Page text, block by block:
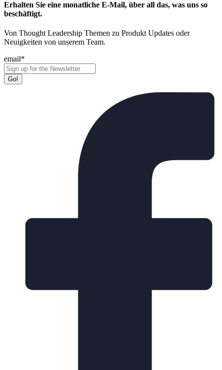
Erhalten Sie eine monatliche E-Mail, über all das, was uns so
beschäftigt.
Von Thought Leadership Themen zu Produkt Updates oder
Neuigkeiten von unserem Team.
email*